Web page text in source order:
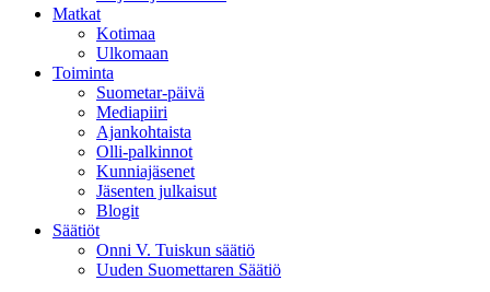
Matkat
Kotimaa
Ulkomaan
Toiminta
Suometar-päivä
Mediapiiri
Ajankohtaista
Olli-palkinnot
Kunniajäsenet
Jäsenten julkaisut
Blogit
Säätiöt
Onni V. Tuiskun säätiö
Uuden Suomettaren Säätiö